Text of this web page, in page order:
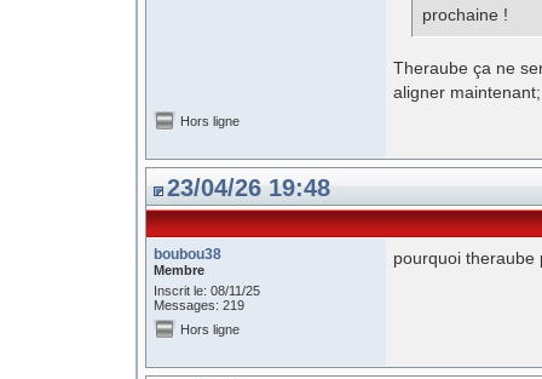
prochaine !
Theraube ça ne
aligner
Hors ligne
23/04/26 19:48
boubou38
Membre
Inscrit le: 08/11/25
Messages: 219
pourquoi theraube
Hors ligne